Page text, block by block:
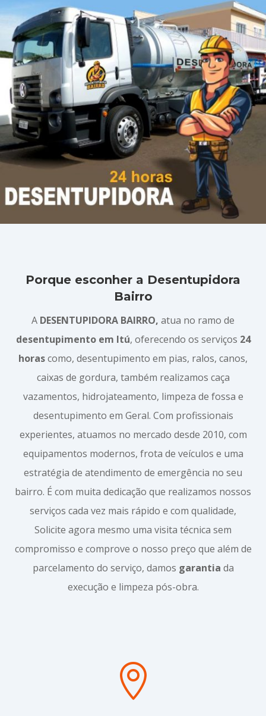
Porque esconher a Desentupidora
Bairro
A DESENTUPIDORA BAIRRO, atua no ramo de
desentupimento em Itú, oferecendo os serviços 24
horascomo, desentupimento em pias, ralos, canos,
caixas de gordura, também realizamos caça
vazamentos, hidrojateamento, limpeza de fossa e
desentupimento em Geral. Com profissionais
experientes, atuamos no mercado desde 2010, com
equipamentos modernos, frota de veículos e uma
estratégia de atendimento de emergência no seu
bairro. É com muita dedicação que realizamos nossos
serviços cada vez mais rápido e com qualidade,
Solicite agora mesmo uma visita técnica sem
compromisso e comprove o nosso preço que além de
parcelamento do serviço, damos garantia da
execução e limpeza pós-obra.
